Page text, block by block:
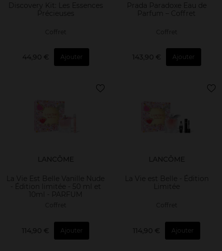
Discovery Kit: Les Essences
Précieuses
Coffret
44,90 € Ajouter
Prada Paradoxe Eau de
Parfum – Coffret
Coffret
143,90 € Ajouter
LANCÔME
La Vie Est Belle Vanille Nude
- Édition limitée - 50 ml et
10ml - PARFUM
Coffret
114,90 € Ajouter
LANCÔME
La Vie est Belle - Édition
Limitée
Coffret
114,90 € Ajouter